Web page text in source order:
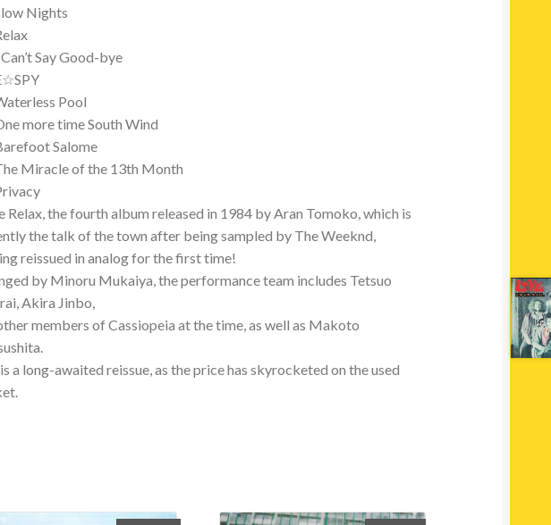
Nights
Say Good-bye
Pool
more time South Wind
Salome
Miracle of the 13th Month
Relax, the fourth album released in 1984 by Aran Tomoko, which is
the talk of the town after being sampled by The Weeknd,
reissued in analog for the first time!
by Minoru Mukaiya, the performance team includes Tetsuo
Akira Jinbo,
members of Cassiopeia at the time, as well as Makoto
a long-awaited reissue, as the price has skyrocketed on the used